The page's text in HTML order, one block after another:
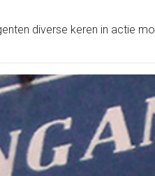
diverse keren in actie